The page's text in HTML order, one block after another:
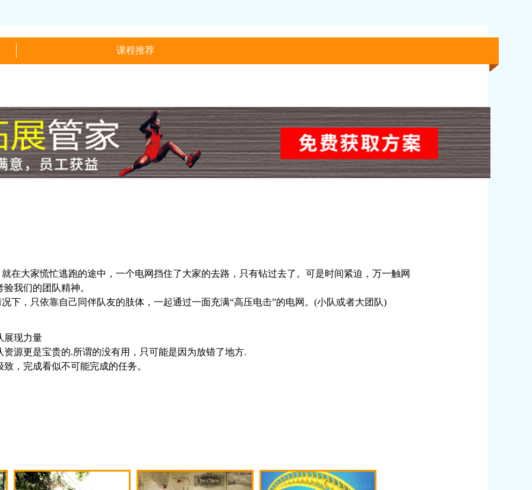
课程推荐
大家慌忙逃跑的途中，一个电网挡住了大家的去路，只有钻过去了。可是时间紧迫，万一触网
我们的团队精神。
，只依靠自己同伴队友的肢体，一起通过一面充满“高压电击”的电网。(小队或者大团队)
展现力量
源更是宝贵的.所谓的没有用，只可能是因为放错了地方.
，完成看似不可能完成的任务。